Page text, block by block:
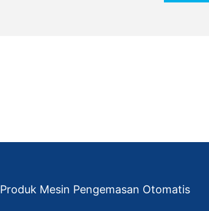
Produk Mesin Pengemasan Otomatis